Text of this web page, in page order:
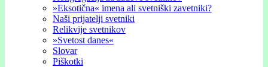
»Eksotična« imena ali svetniški zavetniki?
Naši prijatelji svetniki
Relikvije svetnikov
»Svetost danes«
Slovar
Piškotki